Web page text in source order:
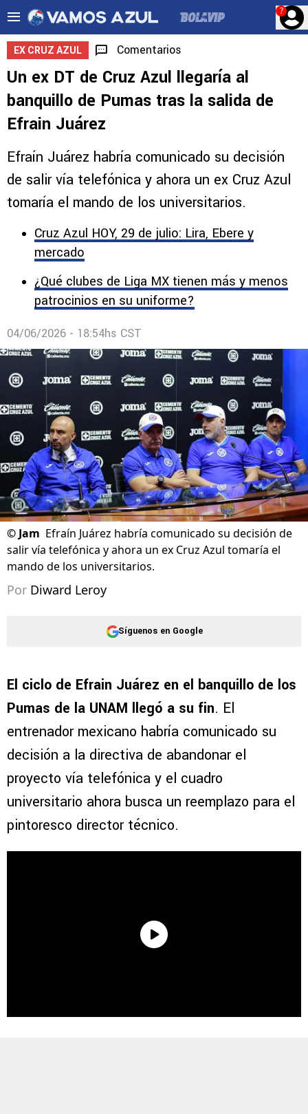
?
EX CRUZ AZUL Comentarios
Un ex DT de Cruz Azul llegaría al
banquillo de Pumas tras la salida de
Efrain Juárez
Efraín Juárez habría comunicado su decisión
de salir vía telefónica y ahora un ex Cruz Azul
tomaría el mando de los universitarios.
Cruz Azul HOY, 29 de julio: Lira, Ebere y
mercado
¿Qué clubes de Liga MX tienen más y menos
patrocinios en su uniforme?
04/06/2026 - 18:54hs CST
©Jam Efraín Juárez habría comunicado su decisión de
salir vía telefónica y ahora un ex Cruz Azul tomaría el
mando de los universitarios.
Por Diward Leroy
Síguenos en Google
El ciclo de Efrain Juárez en el banquillo de los
Pumas de la UNAM llegó a su fin. El
entrenador mexicano habría comunicado su
decisión a la directiva de abandonar el
proyecto vía telefónica y el cuadro
universitario ahora busca un reemplazo para el
pintoresco director técnico.